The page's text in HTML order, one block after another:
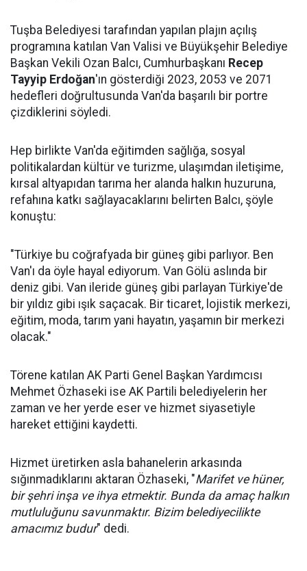
Tuşba Belediyesi tarafından yapılan plajın açılış
programına katılan Van Valisi ve Büyükşehir Belediye
Başkan Vekili Ozan Balcı, Cumhurbaşkanı Recep
Tayyip Erdoğan'ın gösterdiği 2023, 2053 ve 2071
hedefleri doğrultusunda Van'da başarılı bir portre
çizdiklerini söyledi.
Hep birlikte Van'da eğitimden sağlığa, sosyal
politikalardan kültür ve turizme, ulaşımdan iletişime,
kırsal altyapıdan tarıma her alanda halkın huzuruna,
refahına katkı sağlayacaklarını belirten Balcı, şöyle
konuştu:
"Türkiye bu coğrafyada bir güneş gibi parlıyor. Ben
Van'ı da öyle hayal ediyorum. Van Gölü aslında bir
deniz gibi. Van ileride güneş gibi parlayan Türkiye'de
bir yıldız gibi ışık saçacak. Bir ticaret, lojistik merkezi,
eğitim, moda, tarım yani hayatın, yaşamın bir merkezi
olacak."
Törene katılan AK Parti Genel Başkan Yardımcısı
Mehmet Özhaseki ise AK Partili belediyelerin her
zaman ve her yerde eser ve hizmet siyasetiyle
hareket ettiğini kaydetti.
Hizmet üretirken asla bahanelerin arkasında
sığınmadıklarını aktaran Özhaseki, "Marifet ve hüner,
bir şehri inşa ve ihya etmektir. Bunda da amaç halkın
mutluluğunu savunmaktır. Bizim belediyecilikte
amacımız budur" dedi.